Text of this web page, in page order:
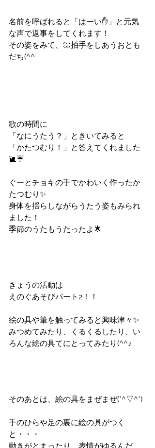
名前を呼ばれると「はーい✋」と元気
な声で返事をしてくれます！
その姿をみて、👏拍手をしあうおとも
だち(^^
歌の時間に
「なにうたう？」ときいてみると
「かたつむり！」と答えてくれました
🐌☔
ぐーとチョキの手でかわいく作ったか
たつむり✨
身体を揺らしながらうたう姿もみられ
ました！
季節のうたもうたったよ🌟
きょうの活動は
えのぐあそびパート2！！
絵の具や筆を触ってみると興味津々✨
みつめてみたり、くるくるしたり、い
ろんな絵の具てにとってみたり(^^♪
そのあとは、絵の具をまぜまぜ(*^▽^*)
手のひらや足の裏に絵の具がつく
と・・・
動きがとまったり、表情がゆるんだ